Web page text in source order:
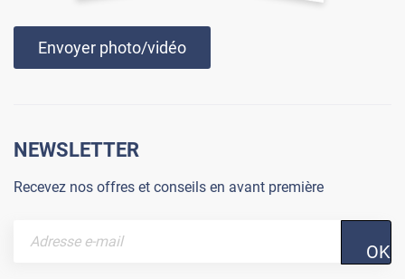
Envoyer photo/vidéo
NEWSLETTER
Recevez nos offres et conseils en avant première
OK